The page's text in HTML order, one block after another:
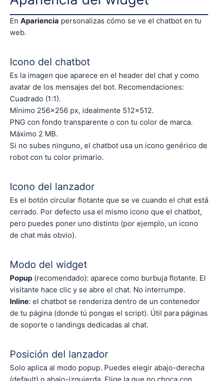
En Apariencia personalizas cómo se ve el chatbot en tu
web.
Icono del chatbot
Es la imagen que aparece en el header del chat y como
avatar de los mensajes del bot. Recomendaciones:
Cuadrado (1:1).
Mínimo 256×256 px, idealmente 512×512.
PNG con fondo transparente o con tu color de marca.
Máximo 2 MB.
Si no subes ninguno, el chatbot usa un icono genérico de
robot con tu color primario.
Icono del lanzador
Es el botón circular flotante que se ve cuando el chat está
cerrado. Por defecto usa el mismo icono que el chatbot,
pero puedes poner uno distinto (por ejemplo, un icono
de chat más obvio).
Modo del widget
Popup (recomendado): aparece como burbuja flotante. El
visitante hace clic y se abre el chat. No interrumpe.
Inline: el chatbot se renderiza dentro de un contenedor
de tu página (donde tú pongas el script). Útil para páginas
de soporte o landings dedicadas al chat.
Posición del lanzador
Solo aplica al modo popup. Puedes elegir abajo-derecha